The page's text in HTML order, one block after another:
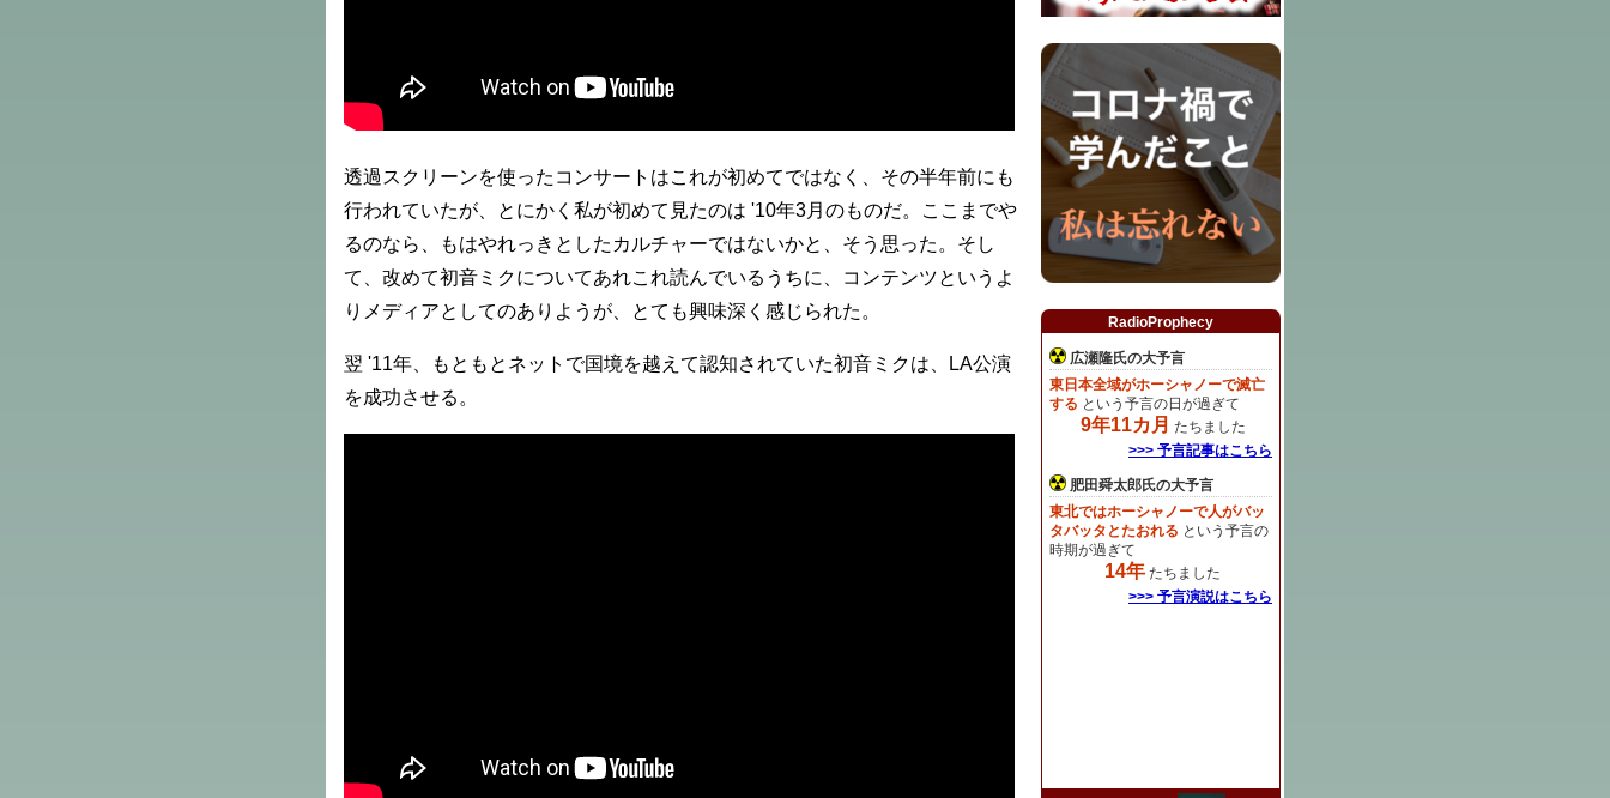
透過スクリーンを使ったコンサートはこれが初めてではなく、その半年前にも
行われていたが、とにかく私が初めて見たのは '10年3月のものだ。ここまでや
るのなら、もはやれっきとしたカルチャーではないかと、そう思った。そし
て、改めて初音ミクについてあれこれ読んでいるうちに、コンテンツというよ
りメディアとしてのありようが、とても興味深く感じられた。
翌 '11年、もともとネットで国境を越えて認知されていた初音ミクは、LA公演
を成功させる。